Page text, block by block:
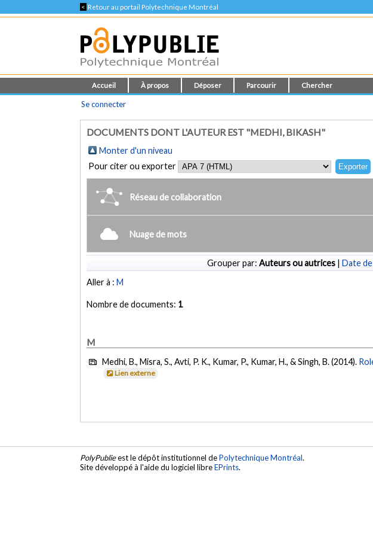
< Retour au portail Polytechnique Montréal
Accueil À propos Déposer Parcourir Chercher
Se connecter
DOCUMENTS DONT L'AUTEUR EST "MEDHI, BIKASH"
Monter d'un niveau
Pour citer ou exporter
Réseau de collaboration
Nuage de mots
Grouper par: Auteurs ou autrices | Date
Aller à :M
Nombre de documents: 1
M
Medhi, B., Misra, S., Avti, P. K., Kumar, P., Kumar, H., & Singh, B. (2014).
Lien externe
PolyPublieest le dépôt institutionnel dePolytechnique Montréal.
Site développé à l'aide du logiciel libreEPrints.